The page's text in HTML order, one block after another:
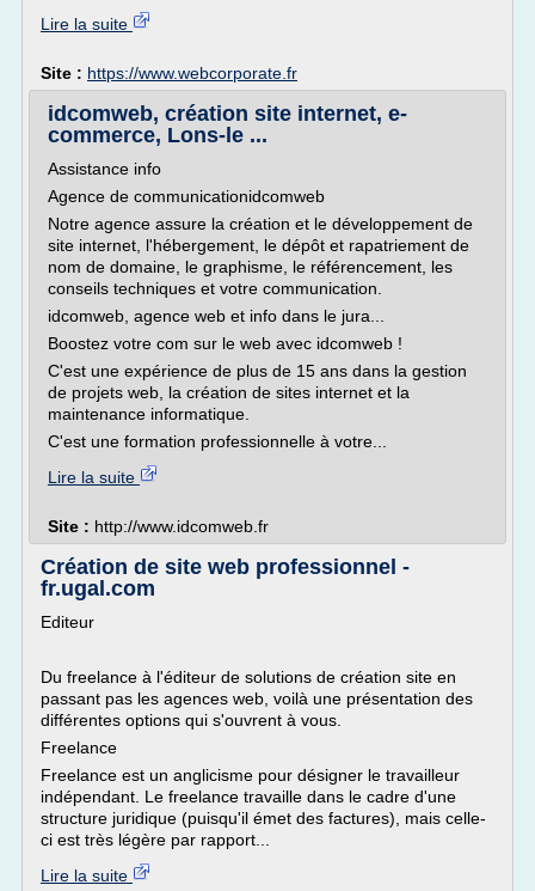
Lire la suite
Site : https://www.webcorporate.fr
idcomweb, création site internet, e-
commerce, Lons-le ...
Assistance info
Agence de communicationidcomweb
Notre agence assure la création et le développement de
site internet, l'hébergement, le dépôt et rapatriement de
nom de domaine, le graphisme, le référencement, les
conseils techniques et votre communication.
idcomweb, agence web et info dans le jura...
Boostez votre com sur le web avec idcomweb !
C'est une expérience de plus de 15 ans dans la gestion
de projets web, la création de sites internet et la
maintenance informatique.
C'est une formation professionnelle à votre...
Lire la suite
Site : http://www.idcomweb.fr
Création de site web professionnel -
fr.ugal.com
Editeur
Du freelance à l'éditeur de solutions de création site en
passant pas les agences web, voilà une présentation des
différentes options qui s'ouvrent à vous.
Freelance
Freelance est un anglicisme pour désigner le travailleur
indépendant. Le freelance travaille dans le cadre d'une
structure juridique (puisqu'il émet des factures), mais celle-
ci est très légère par rapport...
Lire la suite